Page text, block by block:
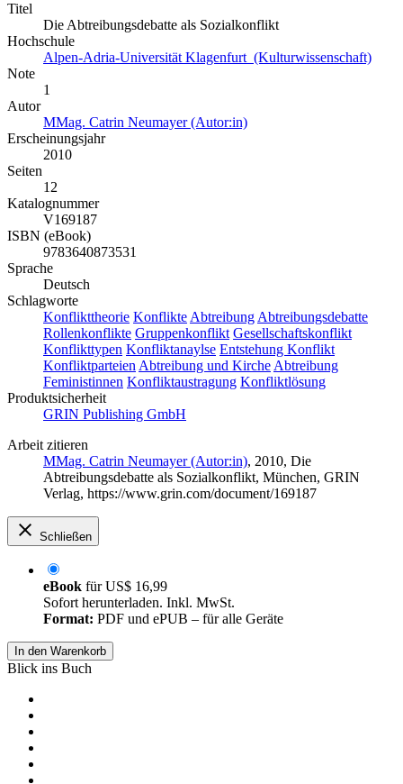
Titel
Die Abtreibungsdebatte als Sozialkonflikt
Hochschule
Alpen-Adria-Universität Klagenfurt (Kulturwissenschaft)
Note
1
Autor
MMag. Catrin Neumayer (Autor:in)
Erscheinungsjahr
2010
Seiten
12
Katalognummer
V169187
ISBN (eBook)
9783640873531
Sprache
Deutsch
Schlagworte
Konflikttheorie Konflikte Abtreibung Abtreibungsdebatte
Rollenkonflikte Gruppenkonflikt Gesellschaftskonflikt
Konflikttypen Konfliktanaylse Entstehung Konflikt
Konfliktparteien Abtreibung und Kirche Abtreibung
Feministinnen Konfliktaustragung Konfliktlösung
Produktsicherheit
GRIN Publishing GmbH
Arbeit zitieren
MMag. Catrin Neumayer (Autor:in), 2010, Die
Abtreibungsdebatte als Sozialkonflikt, München, GRIN
Verlag, https://www.grin.com/document/169187
Schließen
eBook fürUS$ 16,99
Sofort herunterladen. Inkl. MwSt.
Format: PDF und ePUB – für alle Geräte
In den Warenkorb
Blick ins Buch